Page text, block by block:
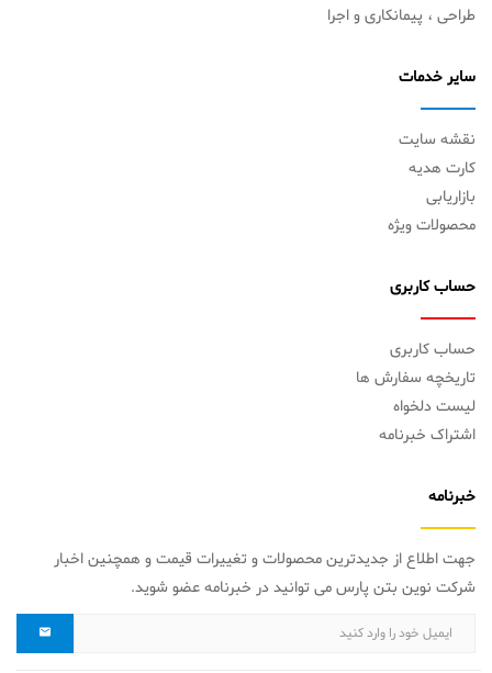
طراحی ، پیمانکاری و اجرا
سایر خدمات
نقشه سایت
کارت هدیه
بازاریابی
محصولات ویژه
حساب کاربری
حساب کاربری
تاریخچه سفارش ها
لیست دلخواه
اشتراک خبرنامه
خبرنامه
جهت اطلاع از جدیدترین محصولات و تغییرات قیمت و همچنین اخبار
شرکت نوین بتن پارس می توانید در خبرنامه عضو شوید.